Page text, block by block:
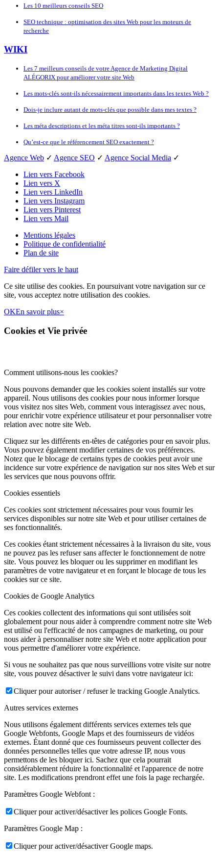
Les 10 meilleurs conseils SEO
SEO technique : optimisation des sites Web pour les moteurs de
recherche
WIKI
Les 7 meilleurs conseils de votre Agence de Marketing Digital
ALÉGORIX pour améliorer votre site Web
Les mots-clés sont-ils nécessairement importants dans les textes Web ?
Dois-je inclure autant de mots-clés que possible dans mes textes ?
Les méta descriptions et les méta titres sont-ils importants ?
Qu’est-ce que le référencement SEO exactement ?
Agence Web ✓ Agence SEO ✓ Agence Social Media ✓
Lien vers Facebook
Lien vers X
Lien vers LinkedIn
Lien vers Instagram
Lien vers Pinterest
Lien vers Mail
Mentions légales
Politique de confidentialité
Plan de site
Faire défiler vers le haut
Ce site utilise des cookies. En poursuivant votre navigation sur ce
site, vous acceptez notre utilisation des cookies.
OKEn savoir plus×
Cookies et Vie privée
Comment utilisons-nous les cookies?
Nous pouvons demander que les cookies soient installés sur votre
appareil. Nous utilisons des cookies pour nous informer lorsque
vous visitez nos sites Web, comment vous interagissez avec nous,
pour enrichir votre expérience utilisateur et pour personnaliser votre
relation avec notre site Web.
Cliquez sur les différents en-têtes de catégories pour en savoir plus.
Vous pouvez également modifier certaines de vos préférences.
Notez que le blocage de certains types de cookies peut avoir une
incidence sur votre expérience de navigation sur nos sites Web et sur
les services que nous pouvons offrir.
Cookies essentiels
Ces cookies sont strictement nécessaires pour vous fournir les
services disponibles sur notre site Web et pour utiliser certaines de
ses fonctionnalités.
Ces cookies étant strictement nécessaires à la livraison du site, vous
ne pouvez pas les refuser sans affecter le fonctionnement de notre
site. Vous pouvez les bloquer ou les supprimer en modifiant les
paramètres de votre navigateur et en forçant le blocage de tous les
cookies sur ce site.
Cookies de Google Analytics
Ces cookies collectent des informations qui sont utilisées soit
globalement pour nous aider à comprendre comment notre site Web
est utilisé ou l'efficacité de nos campagnes de marketing, ou pour
nous aider à personnaliser notre site Web et notre application pour
vous permettre d'améliorer votre expérience.
Si vous ne souhaitez pas que nous surveillions votre visite sur notre
site, vous pouvez désactiver le suivi dans votre navigateur ici:
Cliquer pour autoriser / refuser le tracking Google Analytics.
Autres services externes
Nous utilisons également différents services externes tels que
Google Webfonts, Google Maps et des fournisseurs de vidéos
externes. Étant donné que ces fournisseurs peuvent collecter des
données personnelles telles que votre adresse IP, nous vous
permettons de les bloquer ici. Sachez que cela pourrait
considérablement réduire la fonctionnalité et l'apparence de notre
site. Les modifications prendront effet une fois la page rechargée.
Paramètres Google Webfont :
Cliquer pour activer/désactiver les polices Google Fonts.
Paramètres Google Map :
Cliquer pour activer/désactiver Google maps.